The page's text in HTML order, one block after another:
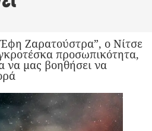
Έφη Ζαρατούστρα”, ο Νίτσε
προσωπικότητα,
να μας βοηθήσει να